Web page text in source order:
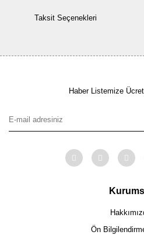
Taksit Seçenekleri
Haber Listemize
Ön